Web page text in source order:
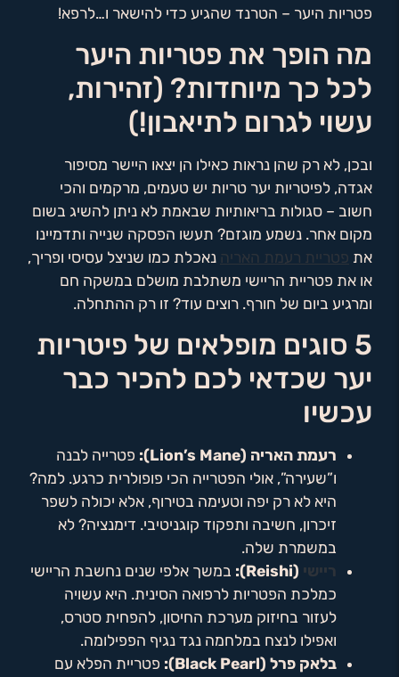
פטריות היער – הטרנד שהגיע כדי להישאר ו…לרפא!
מה הופך את פטריות היער
לכל כך מיוחדות? (זהירות,
עשוי לגרום לתיאבון!)
ובכן, לא רק שהן נראות כאילו הן יצאו היישר מסיפור
אגדה, לפיטריות יער טריות יש טעמים, מרקמים והכי
חשוב – סגולות בריאותיות שבאמת לא ניתן להשיג בשום
מקום אחר. נשמע מוגזם? תעשו הפסקה שנייה ותדמיינו
את פטריית רעמת האריה נאכלת כמו שניצל עסיסי ופריך,
או את פטריית הריישי משתלבת מושלם במשקה חם
ומרגיע ביום של חורף. רוצים עוד? זו רק ההתחלה.
5 סוגים מופלאים של פיטריות
יער שכדאי לכם להכיר כבר
עכשיו
רעמת האריה (Lion’s Mane):
פטרייה לבנה
ו”שעירה”, אולי הפטרייה הכי פופולרית כרגע. למה?
היא לא רק יפה וטעימה בטירוף, אלא יכולה לשפר
זיכרון, חשיבה ותפקוד קוגניטיבי. דימנציה? לא
במשמרת שלה.
ריישי (Reishi):
במשך אלפי שנים נחשבת הריישי
כמלכת הפטריות לרפואה הסינית. היא עשויה
לעזור בחיזוק מערכת החיסון, להפחית סטרס,
ואפילו לנצח במלחמה נגד נגיף הפפילומה.
בלאק פרל (Black Pearl):
פטריית הפלא עם